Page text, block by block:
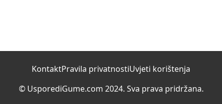
KontaktPravila privatnostiUvjeti korištenja
© UsporediGume.com 2024. Sva prava pridržana.